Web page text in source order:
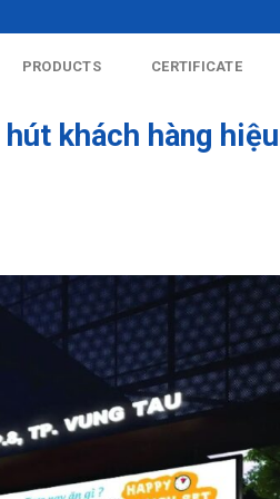
PRODUCTS CERTIFICATE
khách hàng hiệu